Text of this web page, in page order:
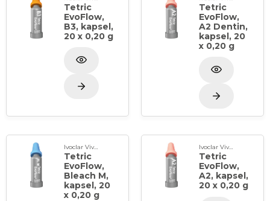
Tetric
EvoFlow,
B3, kapsel,
20 x 0,20 g
Tetric
EvoFlow,
A2 Dentin,
kapsel, 20
x 0,20 g
Ivoclar Vivadent
Tetric
EvoFlow,
Bleach M,
kapsel, 20
x 0,20 g
Ivoclar Vivadent
Tetric
EvoFlow,
A2, kapsel,
20 x 0,20 g